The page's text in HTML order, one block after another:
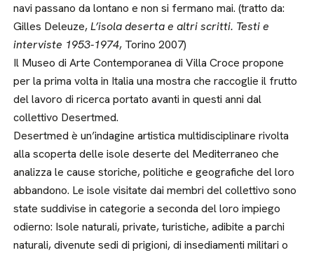
navi passano da lontano e non si fermano mai. (tratto da:
Gilles Deleuze,L’isola deserta e altri scritti. Testi e
interviste 1953-1974, Torino 2007)
Il Museo di Arte Contemporanea di Villa Croce propone
per la prima volta in Italia una mostra che raccoglie il frutto
del lavoro di ricerca portato avanti in questi anni dal
collettivo Desertmed.
Desertmed è un’indagine artistica multidisciplinare rivolta
alla scoperta delle isole deserte del Mediterraneo che
analizza le cause storiche, politiche e geografiche del loro
abbandono. Le isole visitate dai membri del collettivo sono
state suddivise in categorie a seconda del loro impiego
odierno: Isole naturali, private, turistiche, adibite a parchi
naturali, divenute sedi di prigioni, di insediamenti militari o